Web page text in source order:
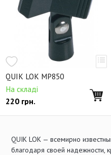
QUIK LOK MP850
На складі
220 грн.
QUIK LOK — всемирно
благодаря своей надежности,